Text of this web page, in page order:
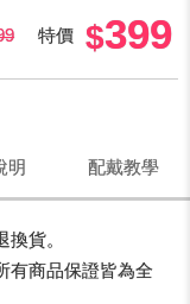
特價 399
明 配戴教學
貨。
有商品保證皆為全